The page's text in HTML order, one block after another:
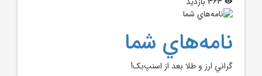
نامه‌هاي شما
گراني ارز و طلا بعد از اسنپ‌بک!